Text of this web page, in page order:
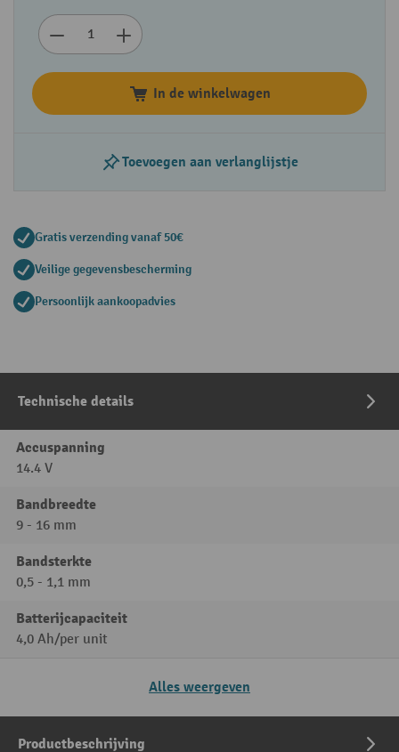
In de winkelwagen
Toevoegen aan verlanglijstje
Gratis verzending vanaf 50€
Veilige gegevensbescherming
Persoonlijk aankoopadvies
Technische details
Accuspanning
14.4 V
Bandbreedte
9 - 16 mm
Bandsterkte
0,5 - 1,1 mm
Batterijcapaciteit
4,0 Ah/per unit
Alles weergeven
Productbeschrijving